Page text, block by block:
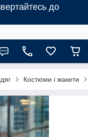
до
Костюми і жакети